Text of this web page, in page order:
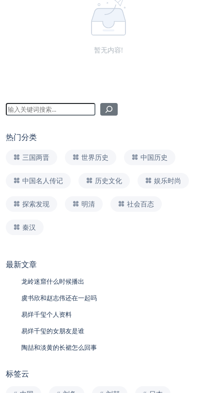
暂无内容!
热门分类
三国两晋 世界历史 中国历史
中国名人传记 历史文化 娱乐时尚
探索发现 明清 社会百态
秦汉
最新文章
龙岭迷窟什么时候播出
虞书欣和赵志伟还在一起吗
易烊千玺个人资料
易烊千玺的女朋友是谁
陶喆和淡黄的长裙怎么回事
标签云